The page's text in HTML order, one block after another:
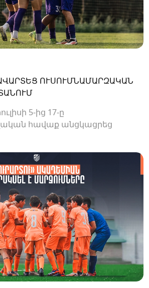
ՈՒՍՈՒՄՆԱՄԱՐԶԱԿԱՆ
5-ից 17-ը
հավաք անցկացրեց